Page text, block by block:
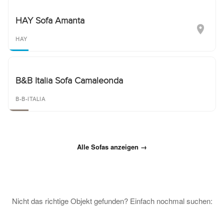
HAY Sofa Amanta
HAY
B&B Italia Sofa Camaleonda
B-B-ITALIA
Alle Sofas anzeigen →
Nicht das richtige Objekt gefunden? Einfach nochmal suchen: